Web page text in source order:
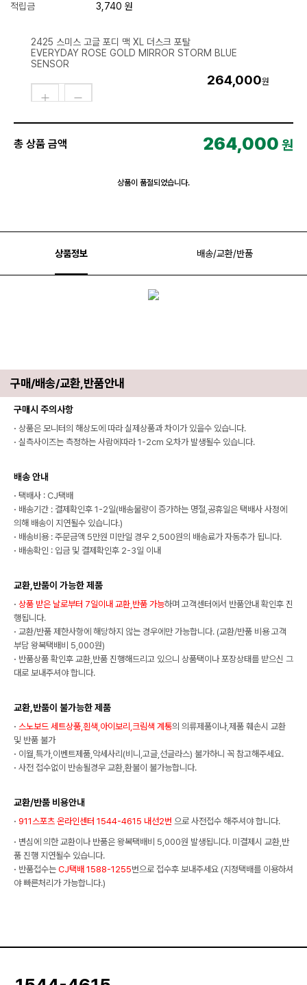
적립금 3,740 원
2425 스미스 고글 포디 맥 XL 더스크 포탈
EVERYDAY ROSE GOLD MIRROR STORM BLUE
SENSOR
264,000원
총 상품 금액 264,000 원
상품이 품절되었습니다.
상품정보 배송/교환/반품
구매/배송/교환,반품안내
구매시 주의사항
· 상품은 모니터의 해상도에 따라 실제상품과 차이가 있을수 있습니다.
· 실측사이즈는 측정하는 사람에따라 1-2cm 오차가 발생될수 있습니다.
배송 안내
· 택배사 : CJ택배
· 배송기간 : 결제확인후 1-2일(배송물량이 증가하는 명절,공휴일은 택배사 사정에
의해 배송이 지연될수 있습니다.)
· 배송비용 : 주문금액 5만원 미만일 경우 2,500원의 배송료가 자동추가 됩니다.
· 배송확인 : 입금 및 결제확인후 2-3일 이내
교환,반품이 가능한 제품
· 상품 받은 날로부터 7일이내 교환,반품 가능하며 고객센터에서 반품안내 확인후 진
행됩니다.
· 교환/반품 제한사항에 해당하지 않는 경우에만 가능합니다. (교환/반품 비용 고객
부담 왕복택배비 5,000원)
· 반품상품 확인후 교환,반품 진행해드리고 있으니 상품택이나 포장상태를 받으신 그
대로 보내주셔야 합니다.
교환,반품이 불가능한 제품
· 스노보드 세트상품,흰색,아이보리,크림색 계통의 의류제품이나,제품 훼손시 교환
및 반품 불가
· 이월,특가,이벤트제품,악세사리(비니,고글,선글라스) 불가하니 꼭 참고해주세요.
· 사전 접수없이 반송될경우 교환,환불이 불가능합니다.
교환/반품 비용안내
· 911스포츠 온라인센터 1544-4615 내선2번 으로 사전접수 해주셔야 합니다.
· 변심에 의한 교환이나 반품은 왕복택배비 5,000원 발생됩니다. 미결제시 교환,반
품 진행 지연될수 있습니다.
· 반품접수는 CJ택배 1588-1255번으로 접수후 보내주세요 (지정택배를 이용하셔
야 빠른처리가 가능합니다.)